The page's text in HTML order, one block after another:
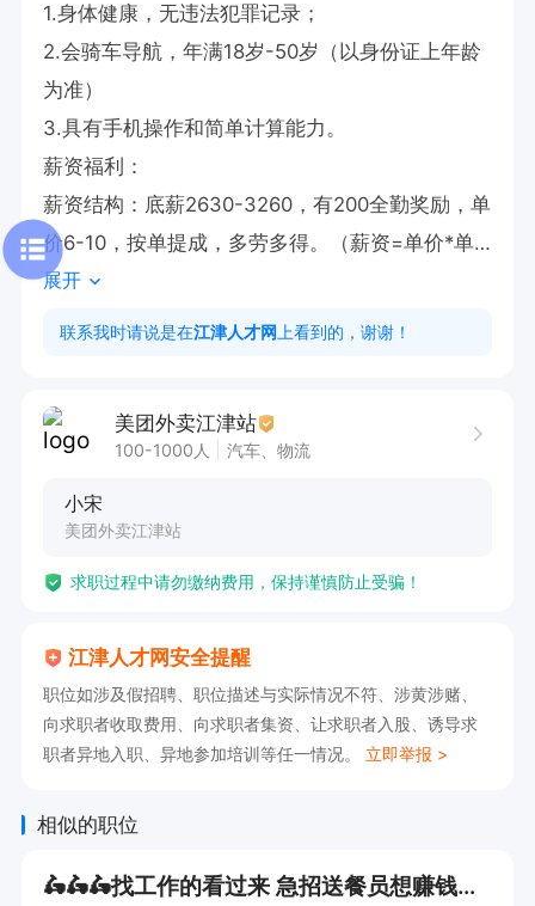
1.身体健康，无违法犯罪记录；
2.会骑车导航，年满18岁-50岁（以身份证上年龄
为准）
3.具有手机操作和简单计算能力。
薪资福利：
薪资结构：底薪2630-3260，有200全勤奖励，单
价6-10，按单提成，多劳多得。（薪资=单价*单
量+补贴）
新人政策：新人首月保底5000或者享受首月免车
培训福利：提供岗前免费培训和职业发展培训。
工作时间：根据公司的安排，可能需要在早、中、
展开
联系我时请说是在江津人才网 上看到的，谢谢！
美团外卖江津站
100-1000人 汽车、物流
小宋
美团外卖江津站
求职过程中请勿缴纳费用，保持谨慎防止受骗！
江津人才网安全提醒
职位如涉及假招聘、职位描述与实际情况不符、涉黄涉赌、
向求职者收取费用、向求职者集资、让求职者入股、诱导求
职者异地入职、异地参加培训等任一情况。 立即举报 >
相似的职位
🛵🛵🛵找工作的看过来 急招送餐员想赚钱的来